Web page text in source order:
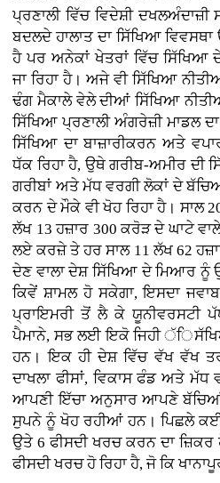
ਪ੍ਰਣਾਲੀ ਵਿੱਚ ਵਿਦੇਸ਼ੀ
ਬਦਲਦੇ ਹਾਲਾਤ ਦਾ ਸਿੱਖਿਆ
ਹੈ ਪਰ ਅਨੇਕਾਂ ਖੇਤਰਾਂ ਵਿੱਚ ਸਿੱਖਿਆ
ਜਾ ਰਿਹਾ ਹੈ। ਅਜੇ ਵੀ ਸਿੱਖਿਆ
ਢੰਗ ਮੈਕਾਲੇ ਵੇਲੇ ਦੀਆਂ ਸਿੱਖਿਆ
ਸਿੱਖਿਆ ਪ੍ਰਣਾਲੀ ਅੰਗਰੇਜ਼ੀ ਮਾਡਲ
ਸਿੱਖਿਆ ਦਾ ਬਾਜ਼ਾਰੀਕਰਨ ਅਤੇ
ਧੱਕ ਰਿਹਾ ਹੈ, ਉਥੇ ਗਰੀਬ-ਅਮੀਰ ਦੀ
ਗਰੀਬਾਂ ਅਤੇ ਮੱਧ ਵਰਗੀ ਲੋਕਾਂ ਦੇ
ਕਰਨ ਦੇ ਮੌਕੇ ਵੀ ਖੋਹ ਰਿਹਾ ਹੈ। ਸਾਲ
ਲੱਖ 13 ਹਜ਼ਾਰ 300 ਕਰੋੜ ਦੇ ਘਾਟੇ
ਲਏ ਕਰਜ਼ੇ ਤੇ ਹਰ ਸਾਲ 11 ਲੱਖ 62
ਦੇਣ ਵਾਲਾ ਦੇਸ਼ ਸਿੱਖਿਆ ਦੇ ਮਿਆਰ ਨੂੰ
ਕਿਵੇਂ ਸ਼ਾਮਲ ਹੋ ਸਕੇਗਾ, ਇਸਦਾ
ਪ੍ਰਾਇਮਰੀ ਤੋਂ ਲੈ ਕੇ ਯੂਨੀਵਰਸਟੀ
ਪੈਮਾਨੇ, ਸਭ ਲਈ ਇਕੋ ਜਿਹੀ
ਹਨ। ਇਕ ਹੀ ਦੇਸ਼ ਵਿੱਚ ਵੱਖ ਵੱਖ
ਦਾਖਲਾ ਫੀਸਾਂ, ਵਿਕਾਸ ਫੰਡ ਅਤੇ ਮੱਧ
ਆਪਣੀ ਇੱਚਾ ਅਨੁਸਾਰ ਆਪਣੇ
ਸੁਪਨੇ ਨੂੰ ਖੋਹ ਰਹੀਆਂ ਹਨ। ਪਿਛਲੇ ਕਈ
ਉਤੇ 6 ਫੀਸਦੀ ਖਰਚ ਕਰਨ ਦਾ ਜ਼ਿਕਰ
ਫੀਸਦੀ ਖਰਚ ਹੋ ਰਿਹਾ ਹੈ, ਜੋ ਕਿ